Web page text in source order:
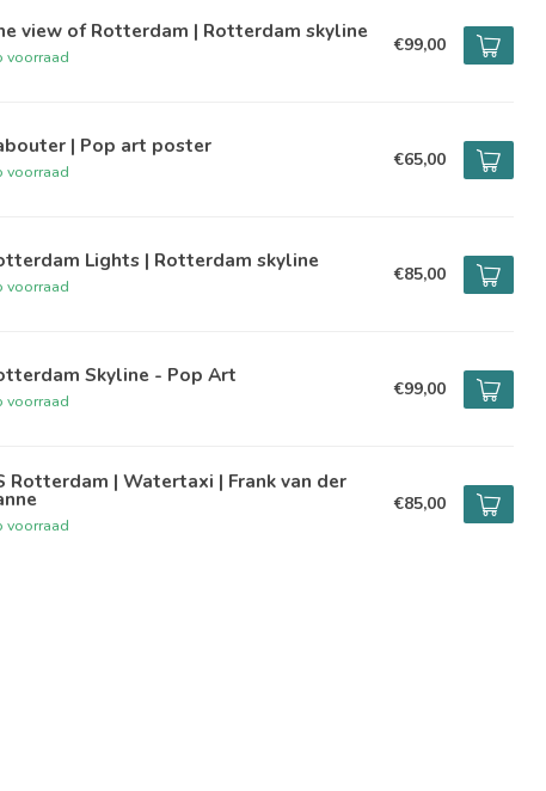
view of Rotterdam | Rotterdam skyline
voorraad
€99,00
| Pop art poster
voorraad
€65,00
Lights | Rotterdam skyline
voorraad
€85,00
Skyline - Pop Art
voorraad
€99,00
Rotterdam | Watertaxi | Frank van der
voorraad
€85,00